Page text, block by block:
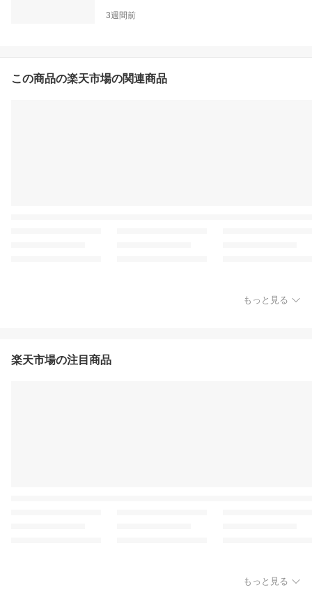
3週間前
この商品の楽天市場の関連商品
もっと見る
楽天市場の注目商品
もっと見る